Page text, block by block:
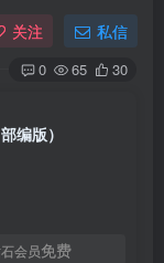
关注 私信
0 65 30
编版）
会员免费